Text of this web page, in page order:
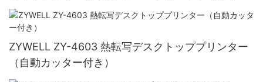
ZYWELL ZY-4603 熱転写デスクトッププリンター
（自動カッター付き）